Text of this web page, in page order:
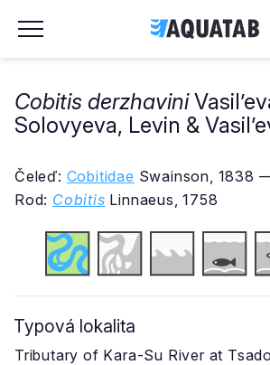
Cobitis derzhavini
Solovyeva, Levin &
Čeleď: Cobitidae Swainson, 1838
Rod: Cobitis Linnaeus, 1758
Typová lokalita
Tributary of Kara-Su River at